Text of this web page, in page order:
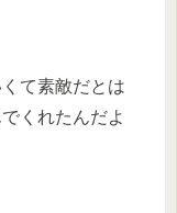
て素敵だとは
くれたんだよ